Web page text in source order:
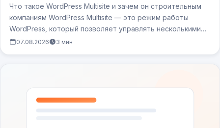
подводные камни
Что такое WordPress Multisite и зачем он строительным
компаниям WordPress Multisite — это режим работы
WordPress, который позволяет управлять несколькими…
07.08.2026 3 мин